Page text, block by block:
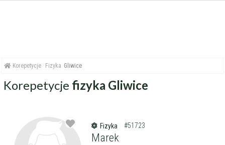
Korepetycje Fizyka Gliwice
Korepetycje fizyka Gliwice
Fizyka #51723
Marek